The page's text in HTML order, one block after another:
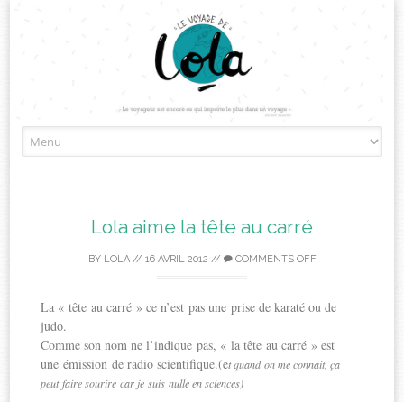
to
Lola aime la tête au carré
BY LOLA// 16 AVRIL 2012 // COMMENTS OFF
La « tête au carré » ce n’est pas une prise de karaté ou de
judo.
Comme son nom ne l’indique pas, « la tête au carré » est
une émission de radio scientifique.(et quand on me connait, ça
peut faire sourire car je suis nulle en sciences)